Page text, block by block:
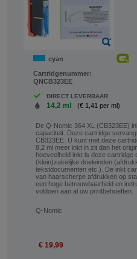
cyan
Cartridgenummer:
QNCB323EE
DIRECT LEVERBAAR
14,2 ml (€ 1,41 per ml)
De Q-Nomic 364 XL (CB323EE)
capaciteit. Deze cartridge
CB323EE. U kunt met deze
8,2 ml meer inkt in zit dan het
hoeveelheid inkt is deze cartridge
(klein)zakelijke doeleinden
tekstdocumenten etc.). De inkt
van haarscherpe afdrukken op
een hoge betrouwbaarheid en
voldoen aan al uw printbehoeften.
Q-Nomic
€ 19,99